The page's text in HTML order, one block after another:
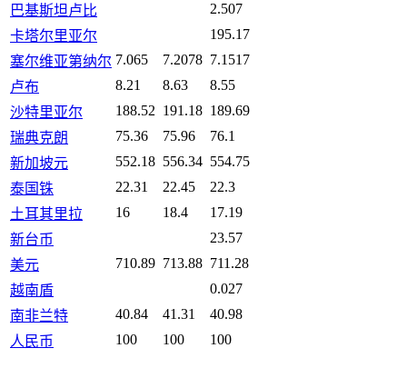
巴基斯坦卢比
2.507
卡塔尔里亚尔
195.17
塞尔维亚第纳尔 7.065 7.2078 7.1517
卢布
8.21 8.63
8.55
沙特里亚尔
188.52 191.18 189.69
瑞典克朗
75.36 75.96
76.1
新加坡元
552.18 556.34 554.75
泰国铢
22.31 22.45
22.3
土耳其里拉
16 18.4
17.19
新台币
23.57
美元
710.89 713.88 711.28
越南盾
0.027
南非兰特
40.84 41.31
40.98
人民币
100 100 100